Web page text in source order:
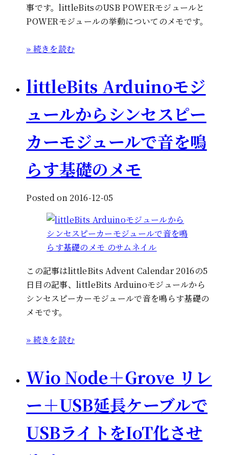
事です。littleBitsのUSB POWERモジュールと
POWERモジュールの挙動についてのメモです。
» 続きを読む
littleBits Arduinoモジ
ュールからシンセスピー
カーモジュールで音を鳴
らす基礎のメモ
Posted on 2016-12-05
この記事はlittleBits Advent Calendar 2016の5
日目の記事、littleBits Arduinoモジュールから
シンセスピーカーモジュールで音を鳴らす基礎の
メモです。
» 続きを読む
Wio Node＋Grove リレ
ー＋USB延長ケーブルで
USBライトをIoT化させ